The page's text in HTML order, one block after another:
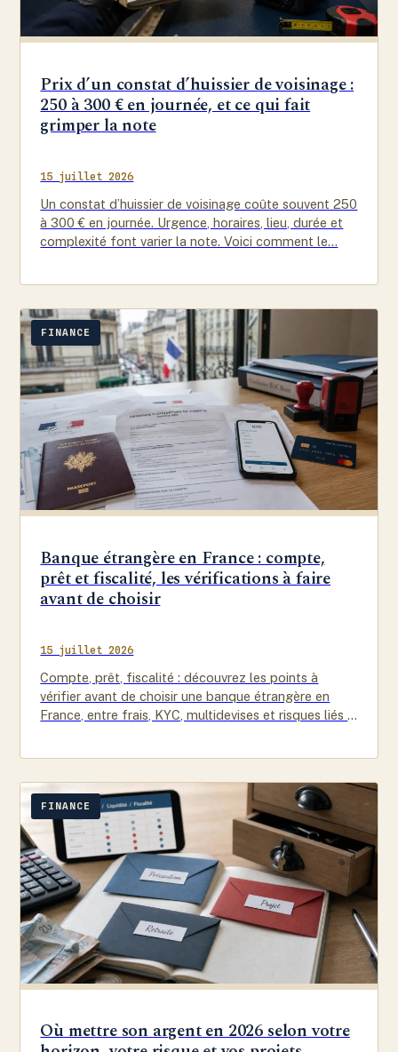
Prix d’un constat d’huissier de voisinage :
250 à 300 € en journée, et ce qui fait
grimper la note
15 juillet 2026
Un constat d’huissier de voisinage coûte souvent 250
à 300 € en journée. Urgence, horaires, lieu, durée et
complexité font varier la note. Voici comment le…
FINANCE
Banque étrangère en France : compte,
prêt et fiscalité, les vérifications à faire
avant de choisir
15 juillet 2026
Compte, prêt, fiscalité : découvrez les points à
vérifier avant de choisir une banque étrangère en
France, entre frais, KYC, multidevises et risques liés à
FINANCE
Où mettre son argent en 2026 selon votre